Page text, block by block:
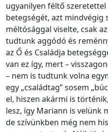
ugyanilyen féltő
betegségét, azt mindvégig
méltósággal viselte, csak
tudtunk aggódó és
az Ő és Családja
van ez így, mert –
– nem is tudtunk volna
egy „családtag” sosem
el, hiszen akármi is
lesz, így Mariann is velünk
de szívünkben még nem